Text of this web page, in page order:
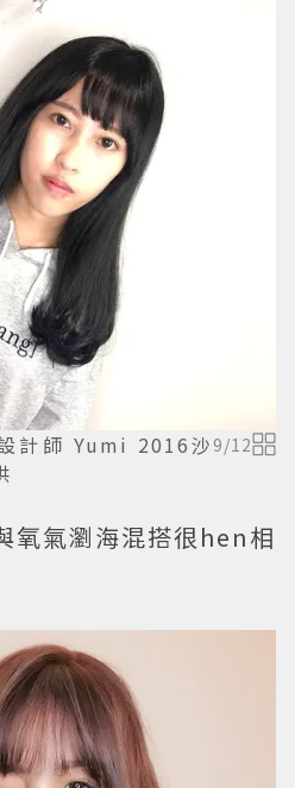
計師 Yumi 2016沙 9/12
氧氣瀏海混搭很hen相